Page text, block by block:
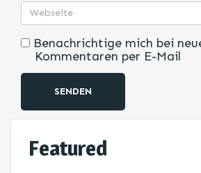
Benachrichtige mich bei
Kommentaren per E-Mail
SENDEN
Featured